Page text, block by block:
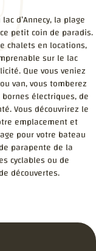
d’Annecy, la plage
petit coin de paradis.
chalets en locations,
sur le lac
Que vous veniez
van, vous tomberez
électriques, de
Vous découvrirez le
emplacement et
pour votre bateau
parapente de la
cyclables ou de
découvertes.